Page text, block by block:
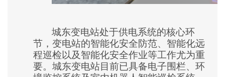
城东变电站处于供电系统的核心环
节，变电站的智能化安全防范、智能化远
程巡检以及智能化安全作业等工作尤为重
要。城东变电站目前已具备电子围栏、环